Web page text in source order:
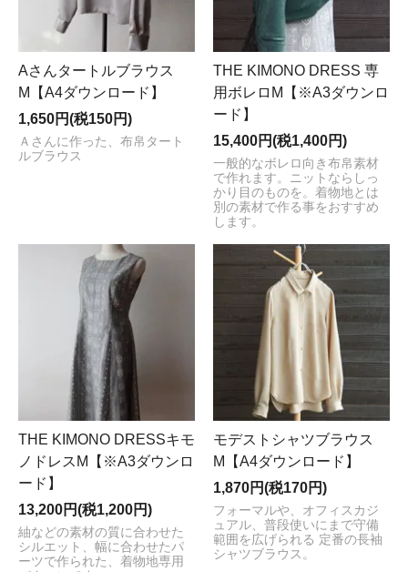
Aさんタートルブラウス
M【A4ダウンロード】
1,650円(税150円)
Ａさんに作った、布帛タート
ルブラウス
THE KIMONO DRESS 専
用ボレロM【※A3ダウンロ
ード】
15,400円(税1,400円)
一般的なボレロ向き布帛素材
で作れます。ニットならしっ
かり目のものを。着物地とは
別の素材で作る事をおすすめ
します。
THE KIMONO DRESSキモ
ノドレスM【※A3ダウンロ
ード】
13,200円(税1,200円)
紬などの素材の質に合わせた
シルエット、幅に合わせたパ
ーツで作られた、着物地専用
モデストシャツブラウス
M【A4ダウンロード】
1,870円(税170円)
フォーマルや、オフィスカジ
ュアル、普段使いにまで守備
範囲を広げられる 定番の長袖
シャツブラウス。